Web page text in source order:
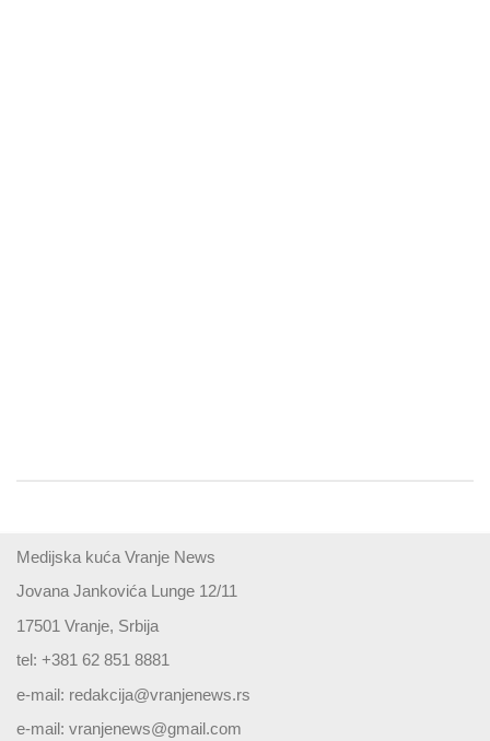
Medijska kuća Vranje News
Jovana Jankovića Lunge 12/11
17501 Vranje, Srbija
tel: +381 62 851 8881
e-mail: redakcija@vranjenews.rs
e-mail: vranjenews@gmail.com